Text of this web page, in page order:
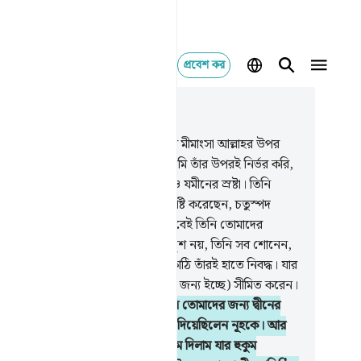
প্রবেশ কর
তোমরা যে সব বিষয়ে মতভেদ কর তার মীমাংসা আল্লাহর উপর
সেই আল্লাহই আমার প্রতিপালক, আমি তাঁর উপরই নির্ভর করি,
আকাশসমূহ ও যমীনের স্রষ্টা। তিনি
জন্য তোমাদের মধ্য হতে যুগল সৃষ্টি করেছেন, চতুস্পদ
মধ্যেও সৃষ্টি করেছেন জোড়া, এভাবেই তিনি তোমাদের
বিস্তৃত করেন, কোন কিছুই তাঁর সদৃশ নয়, তিনি সব শোনেন,
আসমান ও যমীনের চাবিকাঠি তাঁরই হাতে নিবদ্ধ। যার
ইচ্ছে তিনি রিযক প্রশস্ত করেন ও (যার জন্য ইচ্ছে) সীমিত করেন।
তিনি তোমাদের জন্য দ্বীনের
বিধি-ব্যবস্থাই দিয়েছেন যার হুকুম তিনি দিয়েছিলেন নূহকে। আর
(বিধি ব্যবস্থাই) তোমাকে ওয়াহীর মাধ্যমে দিলাম যার হুকুম